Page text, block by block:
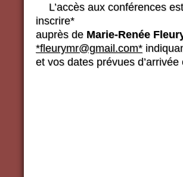
L’accès aux conférences
inscrire*
auprès de Marie-Renée
*fleurymr@gmail.com*
et vos dates prévues d’arrivée